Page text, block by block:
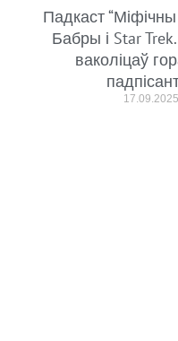
Падкаст
Бабры і Star
ваколіцаў
17.09.2025